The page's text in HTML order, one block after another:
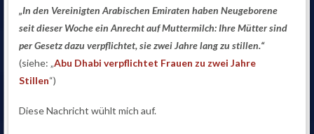
„In den Vereinigten Arabischen Emiraten haben Neugeborene
seit dieser Woche ein Anrecht auf Muttermilch: Ihre Mütter sind
per Gesetz dazu verpflichtet, sie zwei Jahre lang zu stillen.“
(siehe: „Abu Dhabi verpflichtet Frauen zu zwei Jahre
Stillen“)
Diese Nachricht wühlt mich auf.